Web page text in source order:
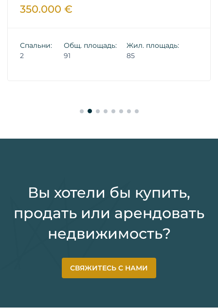
350.000 €
Спальни:
2
Общ. площадь:
91
Жил. площадь:
85
Вы хотели бы купить,
продать или арендовать
недвижимость?
СВЯЖИТЕСЬ С НАМИ